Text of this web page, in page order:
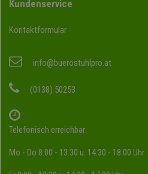
Kundenservice
Kontaktformular
info@buerostuhlpro.at
(0138) 50253
Telefonisch erreichbar:
Mo - Do 8:00 - 13:30 u. 14:30 - 18:00 Uhr